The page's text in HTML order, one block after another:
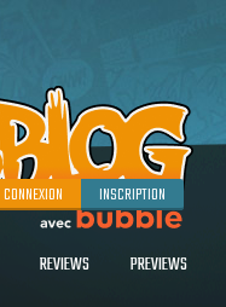
CONNEXION INSCRIPTION
REVIEWS PREVIEWS